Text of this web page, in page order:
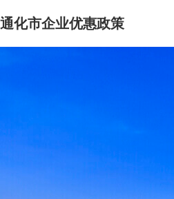
通化市企业优惠政策